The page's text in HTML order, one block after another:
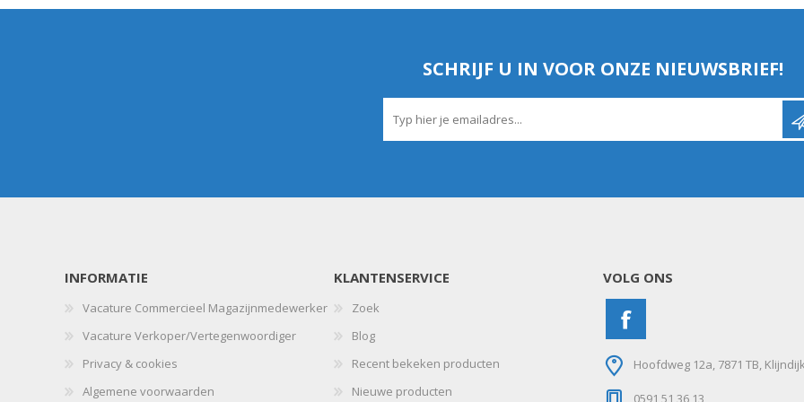
SCHRIJF U IN VOOR ONZE NIEUWSBRIEF!
INFORMATIE
Vacature Commercieel Magazijnmedewerker
Vacature Verkoper/Vertegenwoordiger
Privacy & cookies
Algemene voorwaarden
KLANTENSERVICE
Zoek
Blog
Recent bekeken producten
Nieuwe producten
VOLG ONS
Hoofdweg 12a, 7871 TB,